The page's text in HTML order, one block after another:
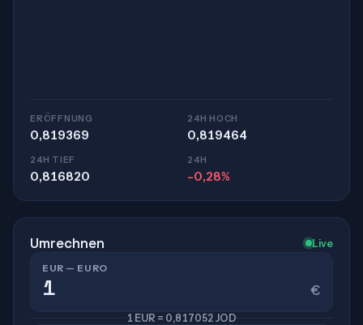
ERÖFFNUNG
0,819369
24H HOCH
0,819464
24H TIEF
0,816820
24H
-0,28%
Umrechnen Live
EUR — EURO
€
1 EUR = 0,817052 JOD